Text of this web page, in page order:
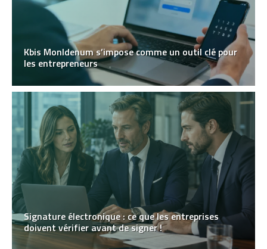
Kbis MonIdenum s’impose comme un outil clé pour
les entrepreneurs
Signature électronique : ce que les entreprises
doivent vérifier avant de signer !